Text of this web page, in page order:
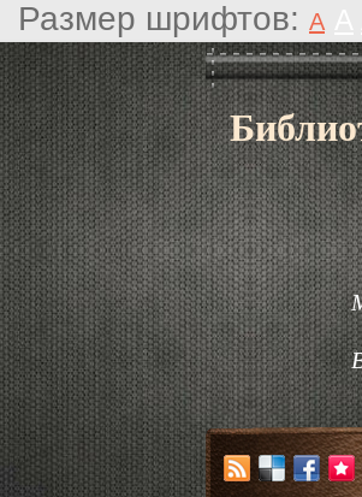
Размер шрифтов: A